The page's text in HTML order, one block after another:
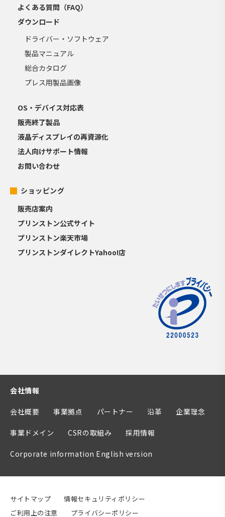
よくある質問（FAQ）
ダウンロード
ドライバー・ソフトウェア
製品マニュアル
総合カタログ
プレス用製品画像
OS・デバイス対応表
販売終了製品
液晶ディスプレイの再資源化
法人向けサポート情報
お問い合わせ
ショッピング
販売店案内
プリンストン公式サイト
プリンストン楽天市場
プリンストンダイレクトYahoo!店
会社情報
会社概要 事業拠点 パートナー 沿革 企業理念
事業ドメイン CSRの取組み 採用情報
Corporate information English version
サイトマップ
情報セキュリティポリシー
ご利用上の注意
プライバシーポリシー